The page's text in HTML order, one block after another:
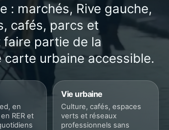
: marchés, Rive gauche,
cafés, parcs et
faire partie de la
urbaine accessible.
en
RER et
Vie urbaine
Culture, cafés, espaces
verts et réseaux
professionnels sans